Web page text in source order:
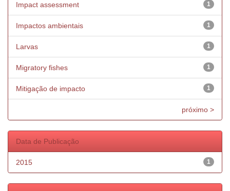
1
Impact assessment
1
Impactos ambientais
1
Larvas
1
Migratory fishes
1
Mitigação de impacto
próximo >
Data de Publicação
1
2015